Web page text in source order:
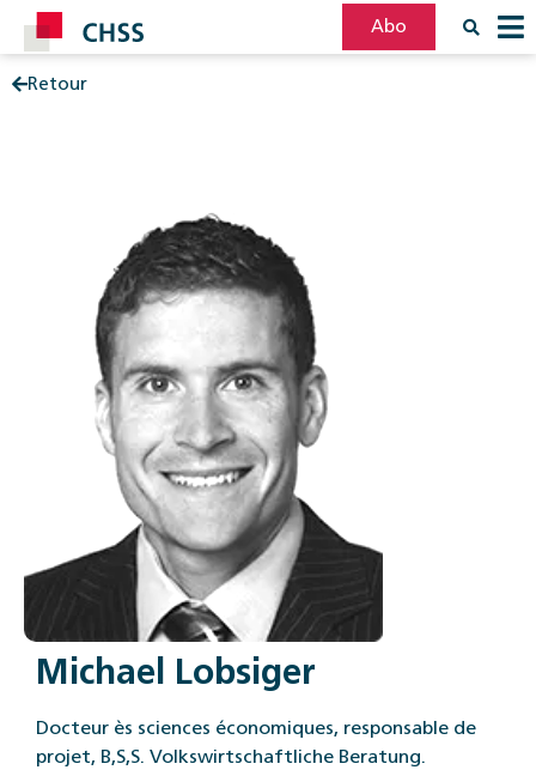
Abo
Retour
Michael Lobsiger
Docteur ès sciences économiques, responsable de
projet, B,S,S. ­Volkswirtschaftliche Beratung.